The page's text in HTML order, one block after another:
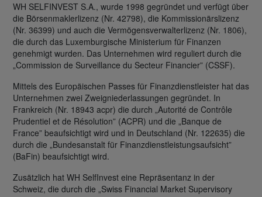
WH SELFINVEST S.A., wurde 1998 gegründet und verfügt über
die Börsenmaklerlizenz (Nr. 42798), die Kommissionärslizenz
(Nr. 36399) und auch die Vermögensverwalterlizenz (Nr. 1806),
die durch das Luxemburgische Ministerium für Finanzen
genehmigt wurden. Das Unternehmen wird reguliert durch die
„Commission de Surveillance du Secteur Financier” (CSSF).
Mittels des Europäischen Passes für Finanzdienstleister hat das
Unternehmen zwei Zweigniederlassungen gegründet. In
Frankreich (Nr. 18943 acpr) die durch „Autorité de Contrôle
Prudentiel et de Résolution” (ACPR) und die „Banque de
France” beaufsichtigt wird und in Deutschland (Nr. 122635) die
durch die „Bundesanstalt für Finanzdienstleistungsaufsicht”
(BaFin) beaufsichtigt wird.
Zusätzlich hat WH SelfInvest eine Repräsentanz in der
Schweiz, die durch die „Swiss Financial Market Supervisory